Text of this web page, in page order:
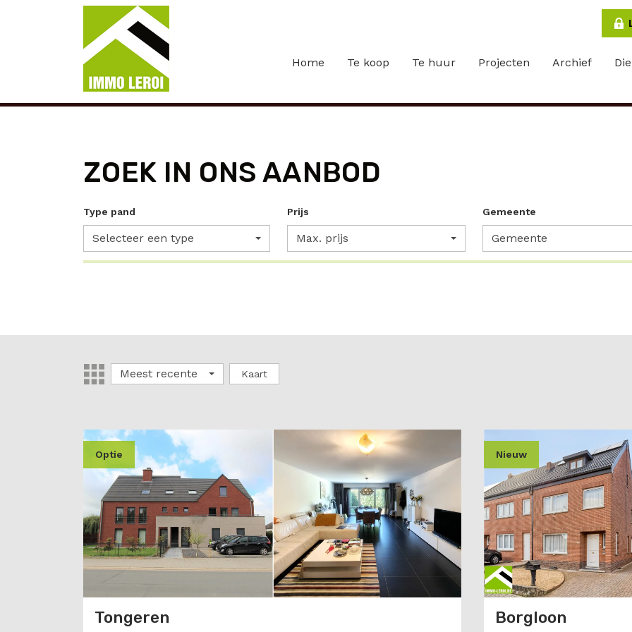
Menu overslaan en naar de inhoud gaan
Home Te koop Te huur Projecten Archief
ZOEK IN ONS AANBOD
Type pand
Selecteer een type
Prijs
Max. prijs
Gemeente
Gemeente
Meest recente Kaart
optie
Tongeren
nieuw
Borgloon